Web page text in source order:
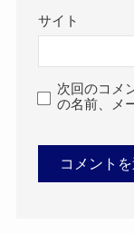
サイト
次回のコメ
の名前、メ